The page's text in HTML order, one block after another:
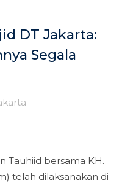
DT Jakarta:
Segala
Tauhiid bersama KH.
telah dilaksanakan di